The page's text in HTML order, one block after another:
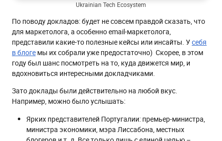
Ukrainian Tech Ecosystem
По поводу докладов: будет не совсем правдой сказать, что
для маркетолога, а особенно email-маркетолога,
представили какие-то полезные кейсы или инсайты. Усебя
в блоге мы их собрали уже предостаточно) Скорее, в этом
году был шанс посмотреть на то, куда движется мир, и
вдохновиться интересными докладчиками.
Зато доклады были действительно на любой вкус.
Например, можно было услышать:
Ярких представителей Португалии: премьер-министра,
министра экономики, мэра Лиссабона, местных